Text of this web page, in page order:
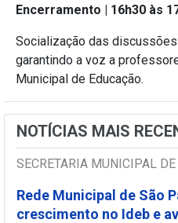
Encerramento | 16h30 às
Socialização das
garantindo a voz a
Municipal de Educação.
NOTÍCIAS MAIS
SECRETARIA MUNICIPAL DE
Rede Municipal de São
crescimento no Ideb e